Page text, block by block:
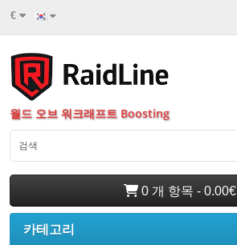
€
월드 오브 워크래프트 Boosting
0 개 항목 - 0.00€
카테고리